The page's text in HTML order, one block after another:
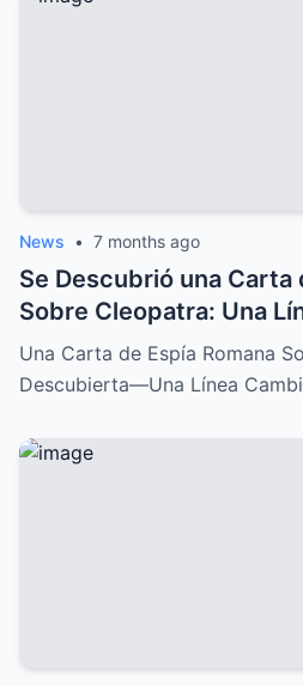
News • 7 months ago
Se Descubrió una Carta
Sobre Cleopatra: Una
Historia de su Caída
Una Carta de Espía Romana
Descubierta—Una Línea